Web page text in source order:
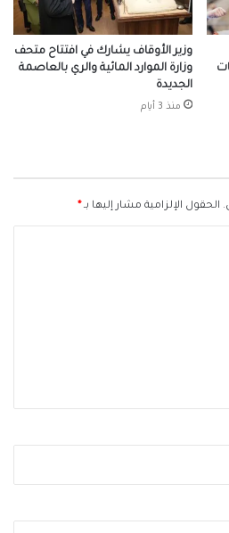
وزير الأوقاف يشارك في افتتاح متحف
وزارة الموارد المائية والري بالعاصمة
الجديدة
منذ 3 أيام
الحقول الإلزامية مشار إليها بـ*